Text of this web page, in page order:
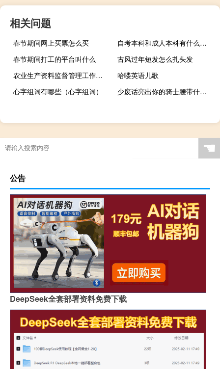
相关问题
春节期间网上买票怎么买
自考本科和成人本科有什么不一样
春节期间打工的平台叫什么
古风过年短发怎么扎头发
农业生产资料监督管理工作暂行规定（农业生产资料）
哈喽英语儿歌
心字组词有哪些（心字组词）
少废话亮出你的骑士腰带什么梗什么梗
☚
公告
DeepSeek全套部署资料免费下载